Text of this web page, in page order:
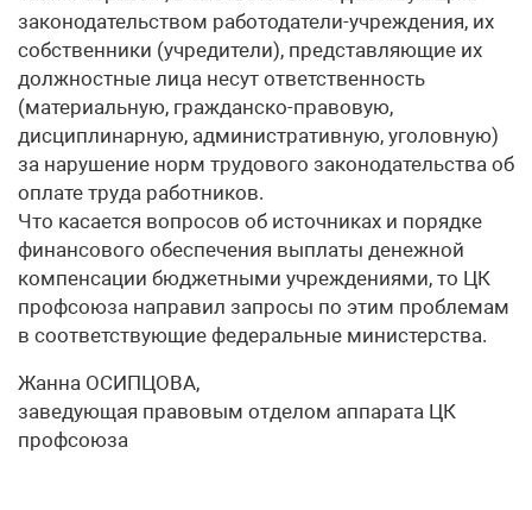
законодательством работодатели-учреждения, их
собственники (учредители), представляющие их
должностные лица несут ответственность
(материальную, гражданско-правовую,
дисциплинарную, административную, уголовную)
за нарушение норм трудового законодательства об
оплате труда работников.
Что касается вопросов об источниках и порядке
финансового обеспечения выплаты денежной
компенсации бюджетными учреждениями, то ЦК
профсоюза направил запросы по этим проблемам
в соответствующие федеральные министерства.
Жанна ОСИПЦОВА,
заведующая правовым отделом аппарата ЦК
профсоюза